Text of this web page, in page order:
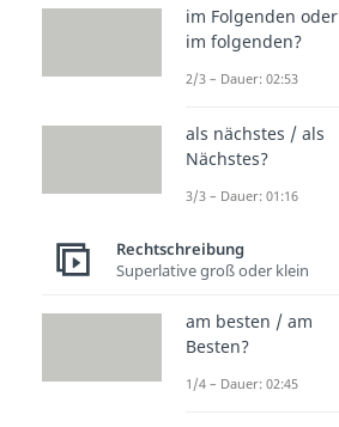
im Folgenden oder
im folgenden?
2/3 – Dauer: 02:53
als nächstes / als
Nächstes?
3/3 – Dauer: 01:16
Rechtschreibung
Superlative groß oder klein
am besten / am
Besten?
1/4 – Dauer: 02:45